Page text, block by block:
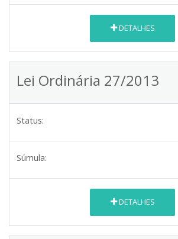
DETALHES
Lei Ordinária 27/2013
Status:
Súmula:
DETALHES